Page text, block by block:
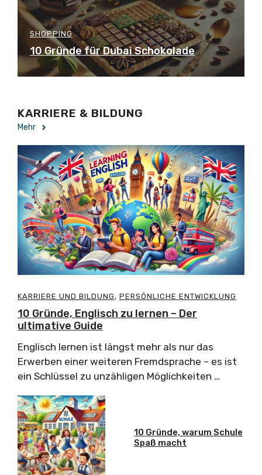
SHOPPING
10 Gründe für Dubai Schokolade
KARRIERE & BILDUNG
Mehr
KARRIERE UND BILDUNG , PERSÖNLICHE ENTWICKLUNG
10 Gründe, Englisch zu lernen – Der
ultimative Guide
Englisch lernen ist längst mehr als nur das
Erwerben einer weiteren Fremdsprache – es ist
ein Schlüssel zu unzähligen Möglichkeiten …
10 Gründe, warum Schule
Spaß macht